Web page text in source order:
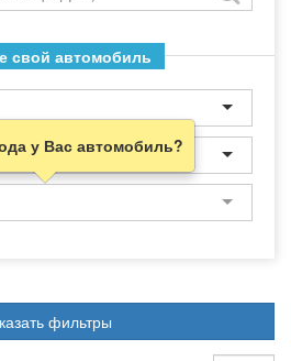
свой автомобиль
у Вас автомобиль?
фильтры